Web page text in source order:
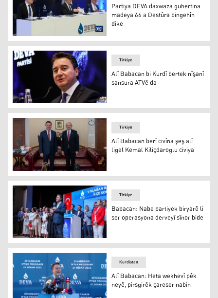
Partiya DEVA daxwaza guhertina madeya 66 a Destûra
Partiya DEVA daxwaza guhertina
madeya 66 a Destûra bingehîn
dike
Alî Babacan bi Kurdî bertek nîşanî sansura ATVê da
Tirkiye
Alî Babacan bi Kurdî bertek nîşanî
sansura ATVê da
Alî Babacan berî civîna şeş alî ligel Kemal Kiliçdaroglu
Tirkiye
Alî Babacan berî civîna şeş alî
ligel Kemal Kiliçdaroglu civiya
Babacan: Nabe partiyek biryarê li ser operasyona
Tirkiye
Babacan: Nabe partiyek biryarê li
ser operasyona derveyî sînor bide
Kurdistan
Alî Babacan: Heta wekhevî pêk
neyê, pirsgirêk çareser nabin